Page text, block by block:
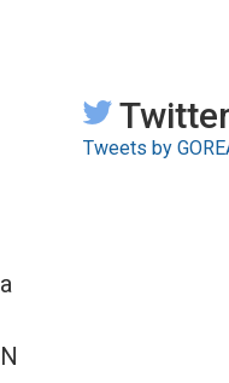
Tweets by